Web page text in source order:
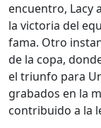
encuentro, Lacy
la victoria del
fama. Otro
de la copa,
el triunfo para
grabados en la
contribuido a la